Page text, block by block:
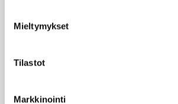
Mieltymykset
Tilastot
Markkinointi
TV
Uimatikkaat